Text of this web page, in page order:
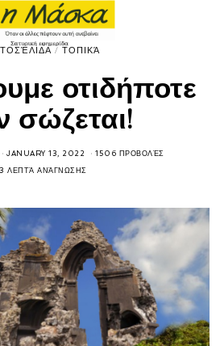
/ ΤΟΠΙΚΆ
οτιδήποτε
σώζεται!
JANUARY 13, 2022 1506 ΠΡΟΒΟΛΈΣ
3 ΛΕΠΤΆ ΑΝΆΓΝΩΣΗΣ